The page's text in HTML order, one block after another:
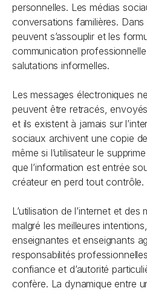
personnelles. Les médias
conversations familières.
peuvent s’assouplir et les
communication
salutations informelles.
Les messages électroniques
peuvent être retracés,
et ils existent à jamais sur
sociaux archivent une copie
même si l’utilisateur le
que l’information est entrée
créateur en perd tout contrôle.
L’utilisation de l’internet et des
malgré les meilleures
enseignantes et enseignants
responsabilités
confiance et d’autorité
confère. La dynamique entre